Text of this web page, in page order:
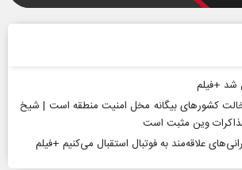
شد +فیلم
کشورهای بیگانه مخل امنیت منطقه است | شیخ
وین مثبت است
علاقه‌مند به فوتبال استقبال می‌کنیم +فیلم